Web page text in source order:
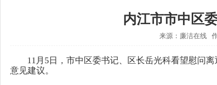
内江市市中区
来源：廉洁在线
11月5日，市中区委书记、区长岳光科看望慰问离
意见建议。